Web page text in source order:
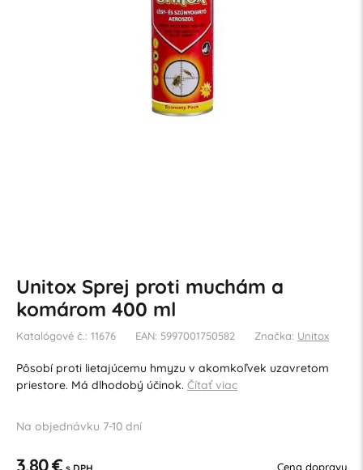
Unitox Sprej proti muchám a
komárom 400 ml
Katalógové č.: 11676 EAN: 5997001750582 Značka: Unitox
Pôsobí proti lietajúcemu hmyzu v akomkoľvek uzavretom
priestore. Má dlhodobý účinok. Čítať viac
Na objednávku 7-10 dní
3,80 € Cena dopravy